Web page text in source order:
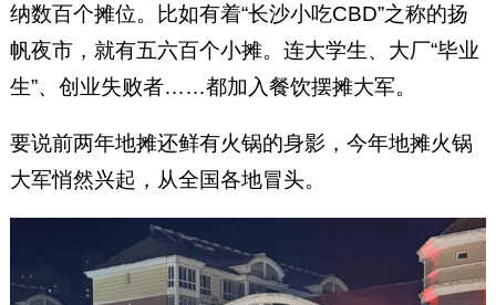
纳数百个摊位。比如有着“长沙小吃CBD”之称的扬
帆夜市，就有五六百个小摊。连大学生、大厂“毕业
生”、创业失败者……都加入餐饮摆摊大军。
要说前两年地摊还鲜有火锅的身影，今年地摊火锅
大军悄然兴起，从全国各地冒头。